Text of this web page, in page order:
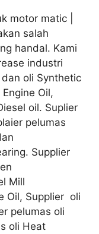
motor matic |
salah
handal. Kami
industri
oli Synthetic
Oil,
oil. Suplier
pelumas
Supplier
Mill
Oil, Supplier oli
pelumas oli
oli Heat